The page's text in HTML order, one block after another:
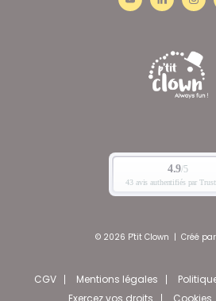
© 2026 P'tit Clown | Créé
CGV Mentions légales